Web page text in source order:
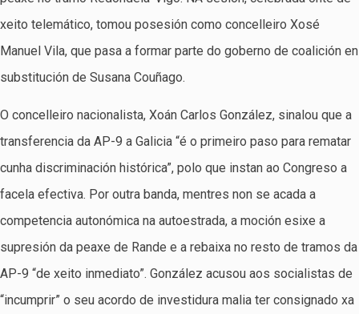
xeito telemático, tomou posesión como concelleiro Xosé
Manuel Vila, que pasa a formar parte do goberno de coalición en
substitución de Susana Couñago.
O concelleiro nacionalista, Xoán Carlos González, sinalou que a
transferencia da AP-9 a Galicia “é o primeiro paso para rematar
cunha discriminación histórica”, polo que instan ao Congreso a
facela efectiva. Por outra banda, mentres non se acada a
competencia autonómica na autoestrada, a moción esixe a
supresión da peaxe de Rande e a rebaixa no resto de tramos da
AP-9 “de xeito inmediato”. González acusou aos socialistas de
“incumprir” o seu acordo de investidura malia ter consignado xa